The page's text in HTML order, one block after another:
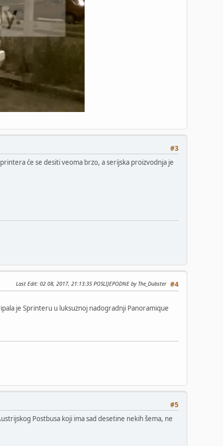
#3
će se desiti veoma brzo, a serijska proizvodnja je
#4
Last Edit: 02 08, 2017, 21:13:35 POSLIJEPODNE by The_Dubster
je Sprinteru u luksuznoj nadogradnji Panoramique
#5
Postbusa koji ima sad desetine nekih šema, ne